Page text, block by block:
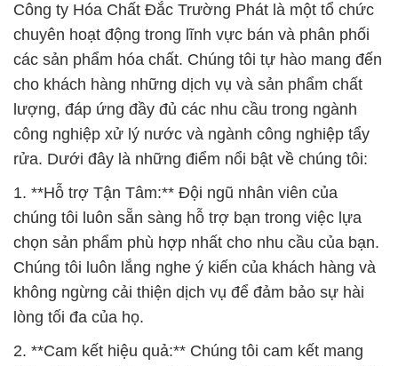
Công ty Hóa Chất Đắc Trường Phát là một tổ chức
chuyên hoạt động trong lĩnh vực bán và phân phối
các sản phẩm hóa chất. Chúng tôi tự hào mang đến
cho khách hàng những dịch vụ và sản phẩm chất
lượng, đáp ứng đầy đủ các nhu cầu trong ngành
công nghiệp xử lý nước và ngành công nghiệp tẩy
rửa. Dưới đây là những điểm nổi bật về chúng tôi:
1. **Hỗ trợ Tận Tâm:** Đội ngũ nhân viên của
chúng tôi luôn sẵn sàng hỗ trợ bạn trong việc lựa
chọn sản phẩm phù hợp nhất cho nhu cầu của bạn.
Chúng tôi luôn lắng nghe ý kiến của khách hàng và
không ngừng cải thiện dịch vụ để đảm bảo sự hài
lòng tối đa của họ.
2. **Cam kết hiệu quả:** Chúng tôi cam kết mang